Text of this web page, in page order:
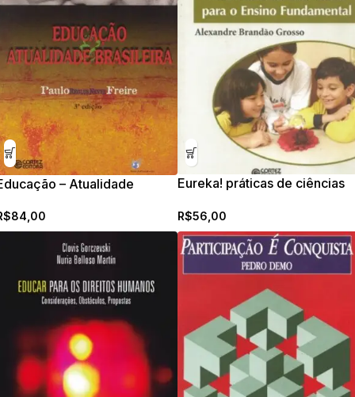
Eureka! práticas de ciências
R$56,00
– Atualidade
84,00